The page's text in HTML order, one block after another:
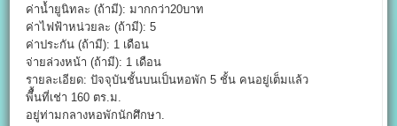
ค่าน้ำยูนิทละ (ถ้ามี): มากกว่า20บาท
ค่าไฟฟ้าหน่วยละ (ถ้ามี): 5
ค่าประกัน (ถ้ามี): 1 เดือน
จ่ายล่วงหน้า (ถ้ามี): 1 เดือน
รายละเอียด: ปัจจุบันชั้นบนเป็นหอพัก 5 ชั้น คนอยู่เต็มแล้ว
พีื้นที่เช่า 160 ตร.ม.
อยู่ท่ามกลางหอพักนักศึกษา.